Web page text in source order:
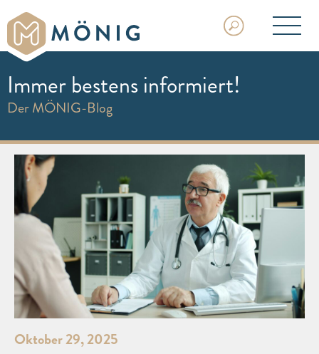
Immer bestens informiert!
Der MÖNIG-Blog
Oktober 29, 2025